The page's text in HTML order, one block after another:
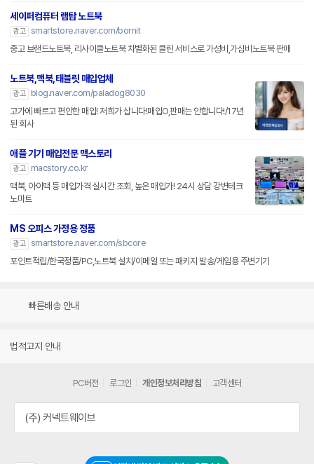
세이퍼컴퓨터 랩탑 노트북
광고 smartstore.naver.com/bornit
중고 브랜드노트북, 리사이클노트북 차별화된 클린 서비스로 가성비,가심비노트북 판매
노트북,맥북,태블릿 매입업체
광고
blog.naver.com/paladog8030
고가에 빠르고 편안한 매입! 저희가 삽니다!매입O,판매는 안합니다!/17년
된 회사
애플 기기 매입전문 맥스토리
광고
macstory.co.kr
맥북, 아이맥 등 매입가격 실시간 조회, 높은 매입가! 24시 상담 강변테크
노마트
MS 오피스 가정용 정품
광고 smartstore.naver.com/sbcore
포인트적립/한국정품/PC,노트북 설치/이메일 또는 패키지 발송/게임용 주변기기
빠른배송 안내
법적고지 안내
PC버전 로그인 개인정보처리방침 고객센터
(주) 커넥트웨이브